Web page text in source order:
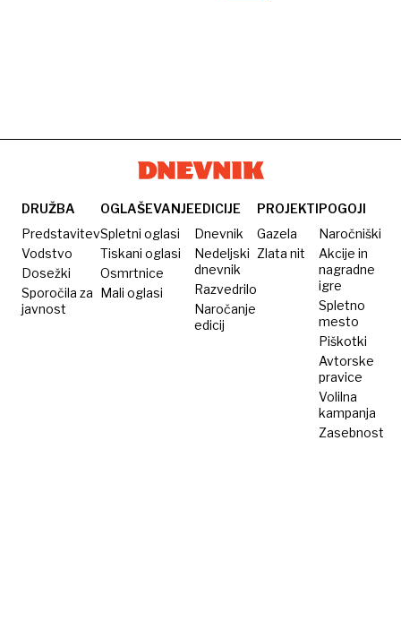
DRUŽBA
Predstavitev
Vodstvo
Dosežki
Sporočila za
javnost
OGLAŠEVANJE
Spletni oglasi
Tiskani oglasi
Osmrtnice
Mali oglasi
EDICIJE
Dnevnik
Nedeljski
dnevnik
Razvedrilo
Naročanje
edicij
PROJEKTI
Gazela
Zlata nit
POGOJI
Naročniški
Akcije in
nagradne
igre
Spletno
mesto
Piškotki
Avtorske
pravice
Volilna
kampanja
Zasebnost